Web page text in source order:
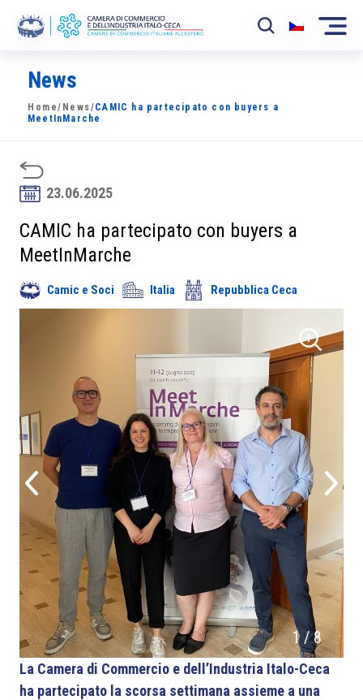
La Camera
News
Sviluppo Mercato
Soci
Partner
Progetti
News
Home/ News/CAMIC ha partecipato con buyers a
MeetInMarche
23.06.2025
CAMIC ha partecipato con buyers a
MeetInMarche
Camic e Soci Italia Repubblica Ceca
1/8
La Camera di Commercio e dell’Industria Italo-Ceca
ha partecipato la scorsa settimana assieme a una